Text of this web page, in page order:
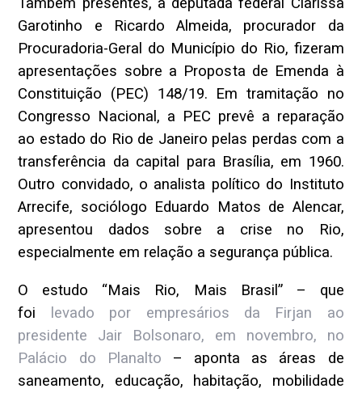
Garotinho e Ricardo Almeida, procurador da
Procuradoria-Geral do Município do Rio, fizeram
apresentações sobre a Proposta de Emenda à
Constituição (PEC) 148/19. Em tramitação no
Congresso Nacional, a PEC prevê a reparação
ao estado do Rio de Janeiro pelas perdas com a
transferência da capital para Brasília, em 1960.
Outro convidado, o analista político do Instituto
Arrecife, sociólogo Eduardo Matos de Alencar,
apresentou dados sobre a crise no Rio,
especialmente em relação a segurança pública.
O estudo “Mais Rio, Mais Brasil” – que
foi levado por empresários da Firjan ao
presidente Jair Bolsonaro, em novembro, no
Palácio do Planalto – aponta as áreas de
saneamento, educação, habitação, mobilidade